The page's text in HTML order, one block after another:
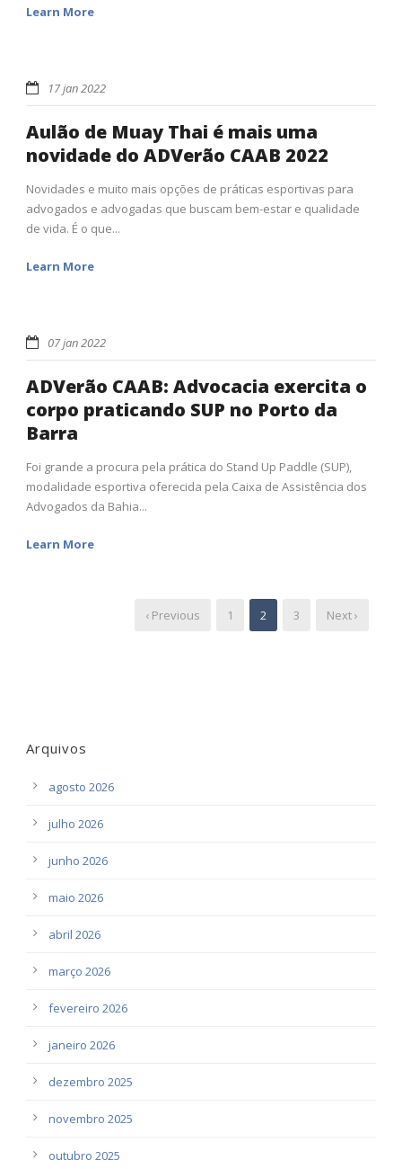
Learn More
17 jan 2022
Aulão de Muay Thai é mais uma
novidade do ADVerão CAAB 2022
Novidades e muito mais opções de práticas esportivas para
advogados e advogadas que buscam bem-estar e qualidade
de vida. É o que...
Learn More
07 jan 2022
ADVerão CAAB: Advocacia exercita o
corpo praticando SUP no Porto da
Barra
Foi grande a procura pela prática do Stand Up Paddle (SUP),
modalidade esportiva oferecida pela Caixa de Assistência dos
Advogados da Bahia...
Learn More
‹ Previous 1 2 3 Next ›
Arquivos
agosto 2026
julho 2026
junho 2026
maio 2026
abril 2026
março 2026
fevereiro 2026
janeiro 2026
dezembro 2025
novembro 2025
outubro 2025